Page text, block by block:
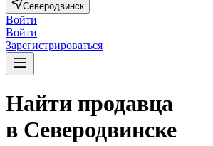
Северодвинск
Войти
Войти
Зарегистрироваться
Найти продавца
в Северодвинске